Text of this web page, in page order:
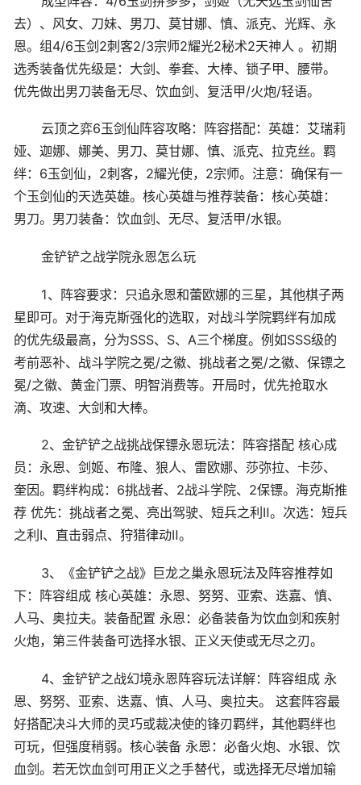
去）、风女、刀妹、男刀、莫甘娜、慎、派克、光辉、永
恩。组4/6玉剑2刺客2/3宗师2耀光2秘术2天神人 。初期
选秀装备优先级是：大剑、拳套、大棒、锁子甲、腰带。
优先做出男刀装备无尽、饮血剑、复活甲/火炮/轻语。
云顶之弈6玉剑仙阵容攻略：阵容搭配：英雄：艾瑞莉
娅、迦娜、娜美、男刀、莫甘娜、慎、派克、拉克丝。羁
绊：6玉剑仙，2刺客，2耀光使，2宗师。注意：确保有一
个玉剑仙的天选英雄。核心英雄与推荐装备：核心英雄：
男刀。男刀装备：饮血剑、无尽、复活甲/水银。
金铲铲之战学院永恩怎么玩
1、阵容要求：只追永恩和蕾欧娜的三星，其他棋子两
星即可。对于海克斯强化的选取，对战斗学院羁绊有加成
的优先级最高，分为SSS、S、A三个梯度。例如SSS级的
考前恶补、战斗学院之冕/之徽、挑战者之冕/之徽、保镖之
冕/之徽、黄金门票、明智消费等。开局时，优先抢取水
滴、攻速、大剑和大棒。
2、金铲铲之战挑战保镖永恩玩法：阵容搭配 核心成
员：永恩、剑姬、布隆、狼人、雷欧娜、莎弥拉、卡莎、
奎因。羁绊构成：6挑战者、2战斗学院、2保镖。海克斯推
荐 优先：挑战者之冕、亮出驾驶、短兵之利Ⅱ。次选：短兵
之利Ⅰ、直击弱点、狩猎律动Ⅱ。
3、《金铲铲之战》巨龙之巢永恩玩法及阵容推荐如
下：阵容组成 核心英雄：永恩、努努、亚索、迭嘉、慎、
人马、奥拉夫。装备配置 永恩：必备装备为饮血剑和疾射
火炮，第三件装备可选择水银、正义天使或无尽之刃。
4、金铲铲之战幻境永恩阵容玩法详解：阵容组成 永
恩、努努、亚索、迭嘉、慎、人马、奥拉夫。 这套阵容最
好搭配决斗大师的灵巧或裁决使的锋刃羁绊，其他羁绊也
可玩，但强度稍弱。核心装备 永恩：必备火炮、水银、饮
血剑。若无饮血剑可用正义之手替代，或选择无尽增加输